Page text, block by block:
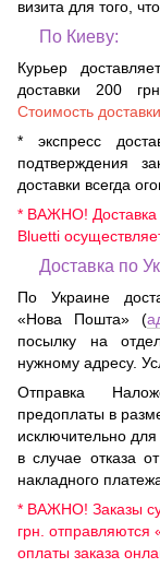
визита для того,
По Киеву:
Курьер
доставки 200
Стоимость
* экспресс
подтверждения
доставки всегда
* ВАЖНО! Доставка
Bluetti
Доставка по
По Украине
«Нова Пошта» (
посылку на
нужному адресу.
Отправка
предоплаты в
исключительно
в случае отказа
накладного
* ВАЖНО! Заказы
грн. отправляются
оплаты заказа